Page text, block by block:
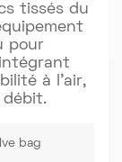
tissés du
pour
à l'air,
débit.
bag